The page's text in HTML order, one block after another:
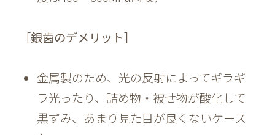
［銀歯のデメリット］
金属製のため、光の反射によってギラギ
ラ光ったり、詰め物・被せ物が酸化して
黒ずみ、あまり見た目が良くないケース